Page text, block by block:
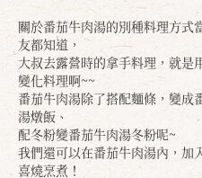
關於番茄牛肉湯的別種料理方式
友都知道，
大叔去露營時的拿手料理，就是
變化料理啊~~
番茄牛肉湯除了搭配麵條，變成
湯燉飯、
配冬粉變番茄牛肉湯冬粉呢~
我們還可以在番茄牛肉湯內，加
喜燒烹煮！